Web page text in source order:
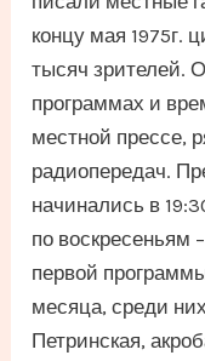
концу мая 1975г.
тысяч зрителей.
программах и
местной прессе,
радиопередач.
начинались в
по воскресеньям
первой
месяца, среди
Петринская,